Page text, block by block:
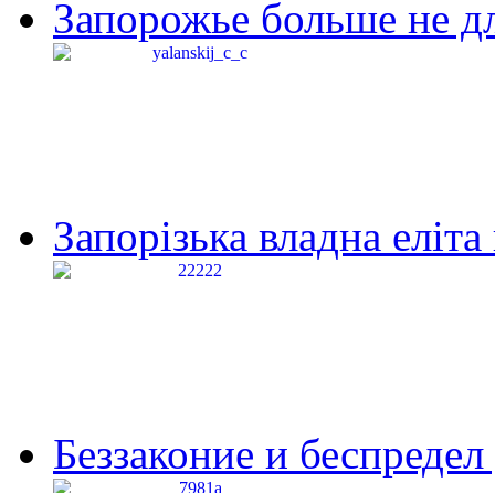
Запорожье больше не
Запорізька владна
Беззаконие и